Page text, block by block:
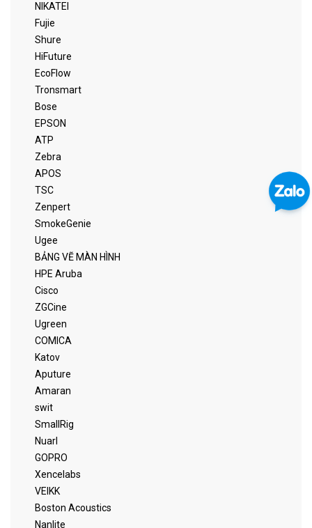
NIKATEI
Fujie
Shure
HiFuture
EcoFlow
Tronsmart
Bose
EPSON
ATP
Zebra
APOS
TSC
Zenpert
SmokeGenie
Ugee
BẢNG VẼ MÀN HÌNH
HPE Aruba
Cisco
ZGCine
Ugreen
COMICA
Katov
Aputure
Amaran
swit
SmallRig
Nuarl
GOPRO
Xencelabs
VEIKK
Boston Acoustics
Nanlite